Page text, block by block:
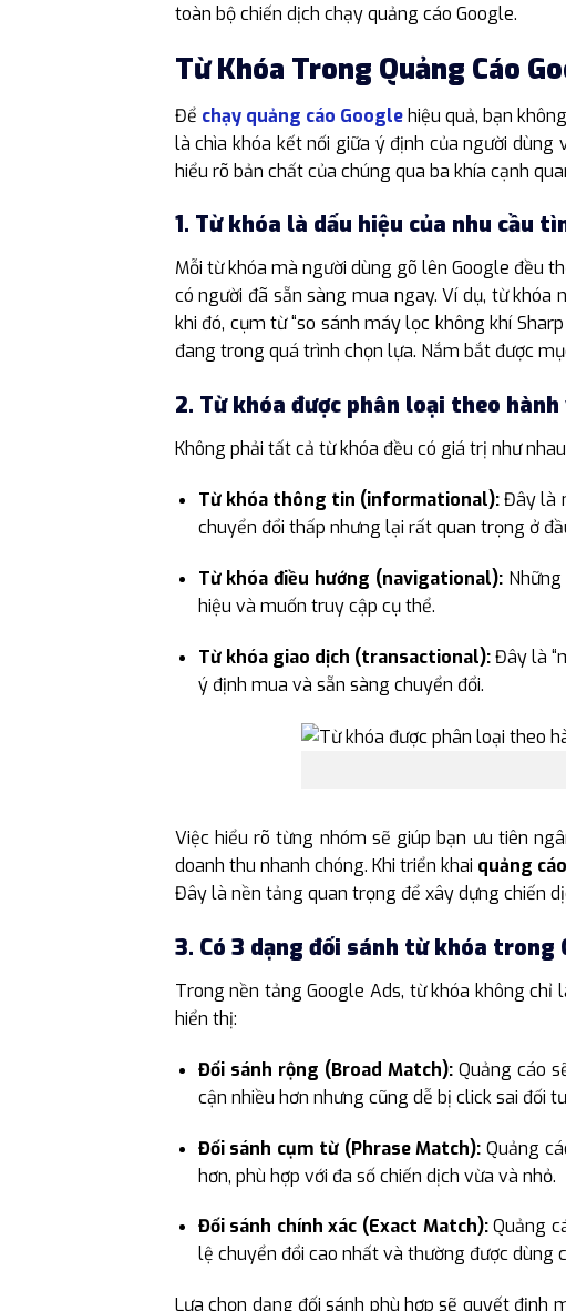
toàn bộ chiến dịch chạy quảng cáo Google.
Từ Khóa Trong Quảng Cáo
Để chạy quảng cáo Googlehiệu quả, bạn
là chìa khóa kết nối giữa ý định của người dùng
hiểu rõ bản chất của chúng qua ba khía cạnh
1. Từ khóa là dấu hiệu của nhu cầu
Mỗi từ khóa mà người dùng gõ lên Google đều
có người đã sẵn sàng mua ngay. Ví dụ, từ khóa
khi đó, cụm từ “so sánh máy lọc không khí
đang trong quá trình chọn lựa. Nắm bắt được
2. Từ khóa được phân loại theo
Không phải tất cả từ khóa đều có giá trị như
Từ khóa thông tin (informational):Đây là
chuyển đổi thấp nhưng lại rất quan trọng ở
Từ khóa điều hướng (navigational):
hiệu và muốn truy cập cụ thể.
Từ khóa giao dịch (transactional):Đây là
ý định mua và sẵn sàng chuyển đổi.
Việc hiểu rõ từng nhóm sẽ giúp bạn ưu tiên
doanh thu nhanh chóng. Khi triển khai quảng
Đây là nền tảng quan trọng để xây dựng chiến
3. Có 3 dạng đối sánh từ khóa trong
Trong nền tảng Google Ads, từ khóa không chỉ
hiển thị:
Đối sánh rộng (Broad Match):Quảng cáo
cận nhiều hơn nhưng cũng dễ bị click sai đối
Đối sánh cụm từ (Phrase Match): Quảng
hơn, phù hợp với đa số chiến dịch vừa và nhỏ.
Đối sánh chính xác (Exact Match):Quảng
lệ chuyển đổi cao nhất và thường được dùng
Lựa chọn dạng đối sánh phù hợp sẽ quyết định